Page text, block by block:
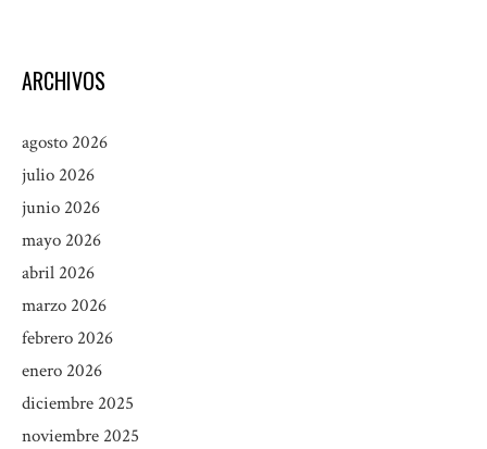
ARCHIVOS
agosto 2026
julio 2026
junio 2026
mayo 2026
abril 2026
marzo 2026
febrero 2026
enero 2026
diciembre 2025
noviembre 2025